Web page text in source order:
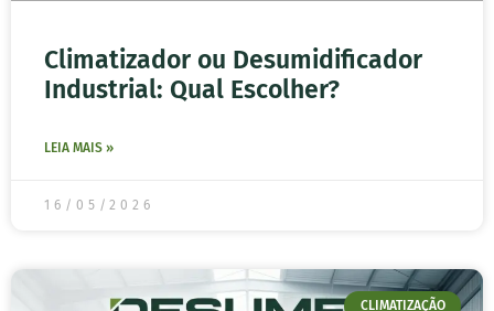
Climatizador ou Desumidificador
Industrial: Qual Escolher?
LEIA MAIS »
16/05/2026
CLIMATIZAÇÃO